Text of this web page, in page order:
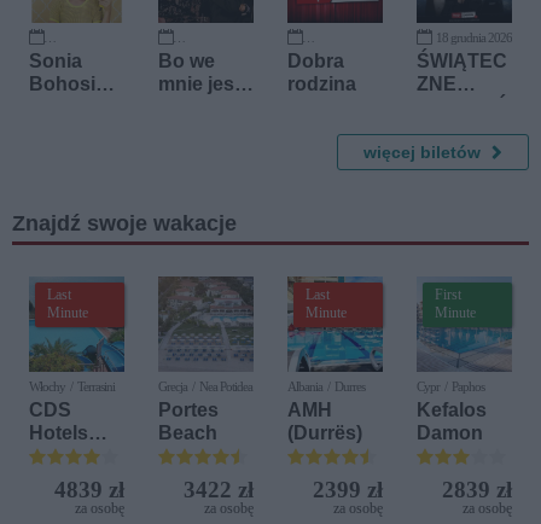
ka,
Szymon
Marchewk
a
24 października 2026
Sonia
Bohosiew
24 października 2026
Bo we
mnie jest
25 października 2026
Dobra
rodzina
18 grudnia 2026
ŚWIĄTEC
ZNE
CI - Edyta
Krzemień,
Damian
Szwaj -
więcej biletów
Znajdź swoje wakacje
Last
Minute
Włochy / Terrasini
CDS
Hotels
Terrasini
(ex. Citta
del Mare)
4839 zł
za osobę
Grecja / Nea Potidea
Portes
Beach
3422 zł
za osobę
Last
Minute
Albania / Durres
AMH
(Durrës)
2399 zł
za osobę
First
Minute
Cypr / Paphos
Kefalos
Damon
2839 zł
za osobę